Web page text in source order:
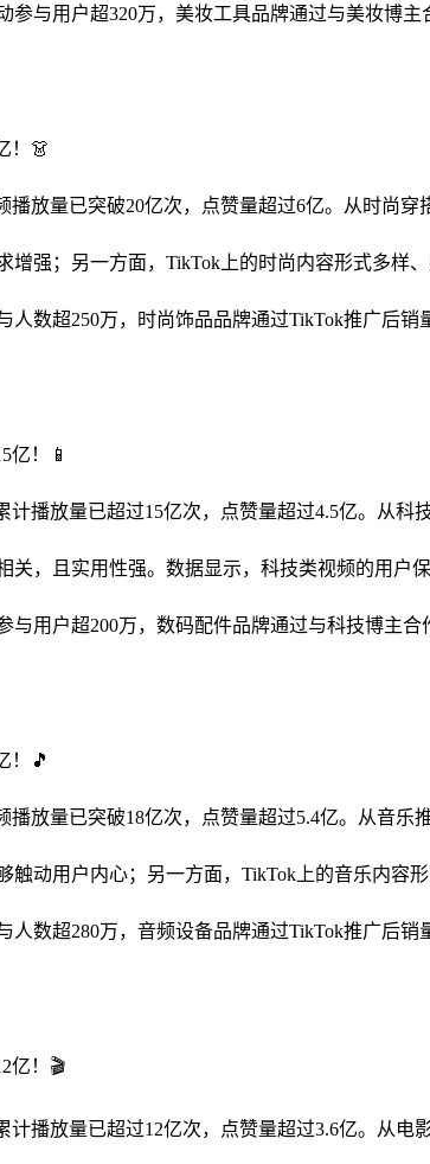
与用户超320万，美妆工具品牌通过与美妆博
！👗
放量已突破20亿次，点赞量超过6亿。从时尚
强；另一方面，TikTok上的时尚内容形式多样
数超250万，时尚饰品品牌通过TikTok推广后
亿！📱
播放量已超过15亿次，点赞量超过4.5亿。从
，且实用性强。数据显示，科技类视频的用户
用户超200万，数码配件品牌通过与科技博主
！🎵
放量已突破18亿次，点赞量超过5.4亿。从音
动用户内心；另一方面，TikTok上的音乐内容
数超280万，音频设备品牌通过TikTok推广后
亿！🎬
播放量已超过12亿次，点赞量超过3.6亿。从